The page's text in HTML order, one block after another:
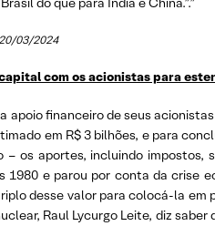
03/2024
com os acionistas para
apoio financeiro de seus
em R$ 3 bilhões, e para
– os aportes, incluindo impostos,
1980 e parou por conta da crise
desse valor para colocá-la em
Raul Lycurgo Leite, diz